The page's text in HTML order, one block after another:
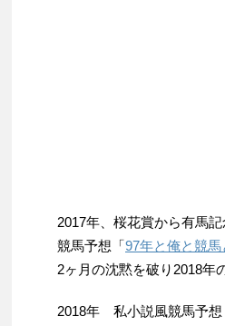
2017年、桜花賞から有馬
競馬予想「97年と俺と競馬
2ヶ月の沈黙を破り2018年
2018年 私小説風競馬予想